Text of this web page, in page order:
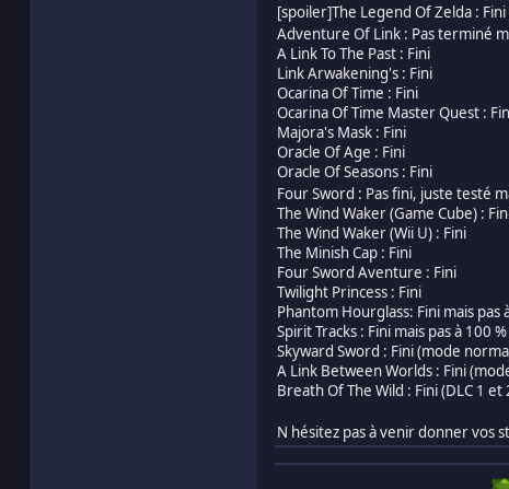
[spoiler]The Legend Of Zelda :
Adventure Of Link : Pas terminé
A Link To The Past : Fini
Link Arwakening's : Fini
Ocarina Of Time : Fini
Ocarina Of Time Master Quest :
Majora's Mask : Fini
Oracle Of Age : Fini
Oracle Of Seasons : Fini
Four Sword : Pas fini, juste testé
The Wind Waker (Game Cube) :
The Wind Waker (Wii U) : Fini
The Minish Cap : Fini
Four Sword Aventure : Fini
Twilight Princess : Fini
Phantom Hourglass: Fini mais
Spirit Tracks : Fini mais pas à 100
Skyward Sword : Fini (mode
A Link Between Worlds : Fini
Breath Of The Wild : Fini (DLC 1
N hésitez pas à venir donner vos